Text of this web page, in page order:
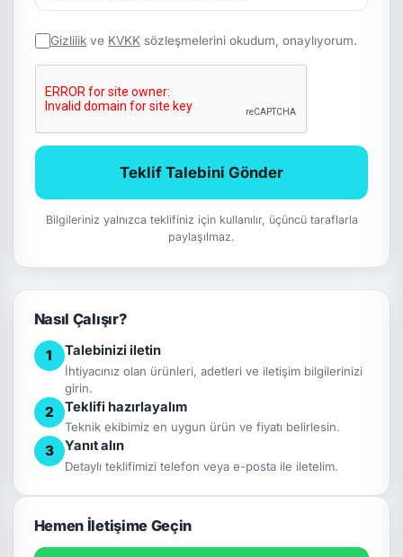
Gizlilik ve KVKK sözleşmelerini okudum, onaylıyorum.
Teklif Talebini Gönder
Bilgileriniz yalnızca teklifiniz için kullanılır, üçüncü taraflarla
paylaşılmaz.
Nasıl Çalışır?
1 Talebinizi iletin
İhtiyacınız olan ürünleri, adetleri ve iletişim bilgilerinizi
girin.
2 Teklifi hazırlayalım
Teknik ekibimiz en uygun ürün ve fiyatı belirlesin.
3 Yanıt alın
Detaylı teklifimizi telefon veya e-posta ile iletelim.
Hemen İletişime Geçin